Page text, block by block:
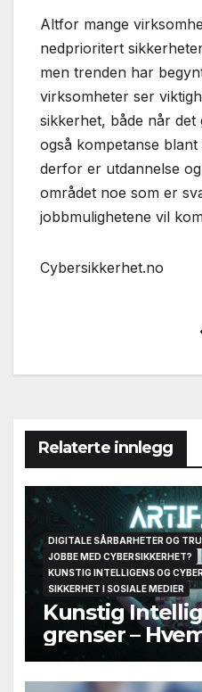
Altfor mange
nedprioritert
men trenden har
virksomheter ser
sikkerhet, både når det
også kompetanse
derfor er utdannelse
området noe som er
jobbmulighetene vil
Cybersikkerhet.no
Relaterte innlegg
DIGITALE SÅRBARHETER OG
JOBBE MED CYBERSIKKERHET?
KUNSTIG INTELLIGENS OG
SIKKERHET I SOSIALE MEDIER
Kunstig
grenser –
egentlig stole